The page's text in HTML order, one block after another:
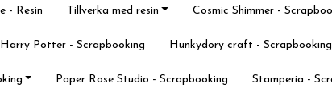
- Resin Tillverka med resin Cosmic Shimmer -
Harry Potter - Scrapbooking Hunkydory craft - Scrapbooking
Paper Rose Studio - Scrapbooking Stamperia -